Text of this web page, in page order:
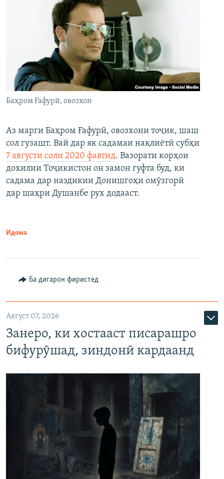
Баҳром Ғафурӣ, овозхон
Аз марги Баҳром Ғафурӣ, овозхони тоҷик, шаш
сол гузашт. Вай дар як садамаи нақлиётӣ субҳи
7 августи соли 2020 фавтид. Вазорати корҳои
дохилии Тоҷикистон он замон гуфта буд, ки
садама дар наздикии Донишгоҳи омӯзгорӣ
дар шаҳри Душанбе рух додааст.
Идома
Ба дигарон фиристед
Август 07, 2026
Занеро, ки хостааст писарашро
бифурӯшад, зиндонӣ кардаанд